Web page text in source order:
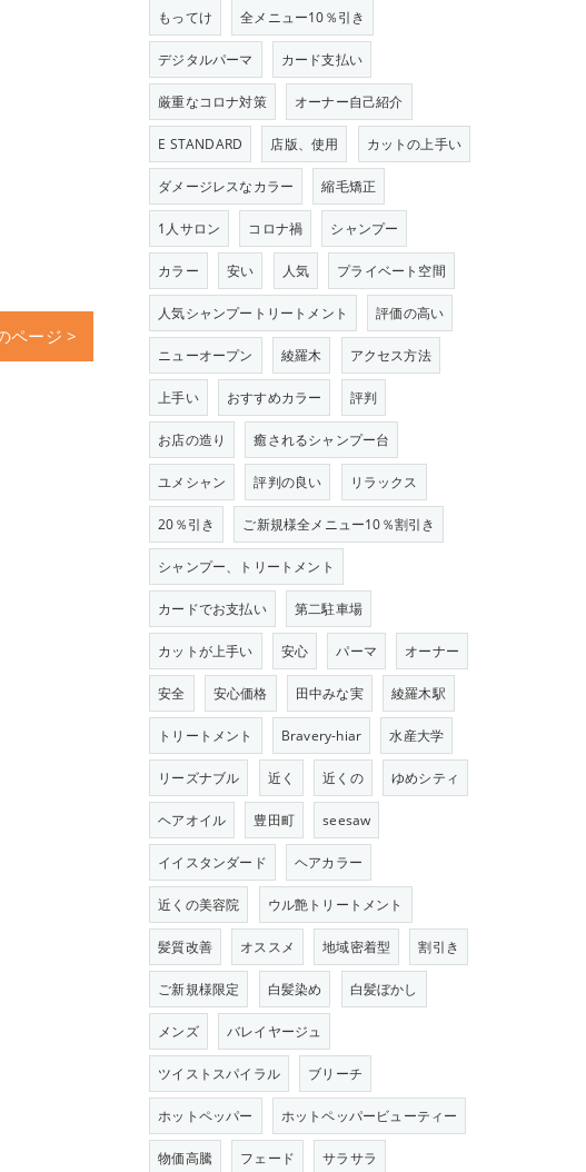
ページ >
もってけ 全メニュー10％引き
デジタルパーマ カード支払い
厳重なコロナ対策 オーナー自己紹介
E STANDARD 店版、使用 カットの上手い
ダメージレスなカラー 縮毛矯正
1人サロン コロナ禍 シャンプー
カラー 安い 人気 プライベート空間
人気シャンプートリートメント 評価の高い
ニューオープン 綾羅木 アクセス方法
上手い おすすめカラー 評判
お店の造り 癒されるシャンプー台
ユメシャン 評判の良い リラックス
20％引き ご新規様全メニュー10％割引き
シャンプー、トリートメント
カードでお支払い 第二駐車場
カットが上手い 安心 パーマ オーナー
安全 安心価格 田中みな実 綾羅木駅
トリートメント Bravery-hiar 水産大学
リーズナブル 近く 近くの ゆめシティ
ヘアオイル 豊田町 seesaw
イイスタンダード ヘアカラー
近くの美容院 ウル艶トリートメント
髪質改善 オススメ 地域密着型 割引き
ご新規様限定 白髪染め 白髪ぼかし
メンズ バレイヤージュ
ツイストスパイラル ブリーチ
ホットペッパー ホットペッパービューティー
物価高騰 フェード サラサラ